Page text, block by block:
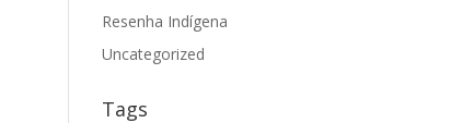
Resenha Indígena
Uncategorized
Tags